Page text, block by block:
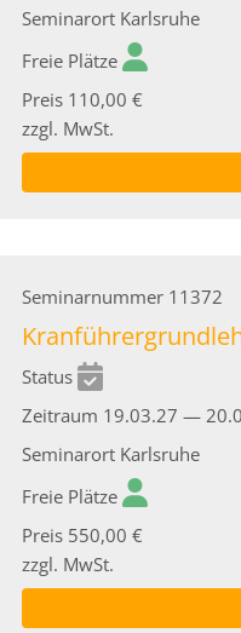
Seminarort Karlsruhe
Freie Plätze
Preis 110,00 €
zzgl. MwSt.
Seminarnummer 11372
Status
Zeitraum 19.03.27 —
Seminarort Karlsruhe
Freie Plätze
Preis 550,00 €
zzgl. MwSt.